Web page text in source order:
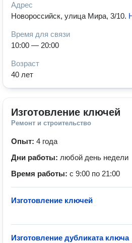
Адрес
Новороссийск, улица Мира, 3/10.
Время для связи
10:00 — 20:00
Возраст
40 лет
Изготовление ключей
Ремонт и строительство
Опыт: 4 года
Дни работы: любой день недели
Время работы: с 9:00 по 21:00
Изготовление ключей
Изготовление дубликата ключа